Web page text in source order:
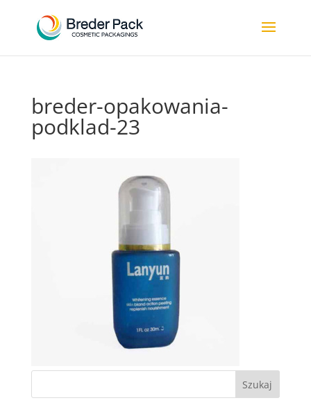
breder-opakowania-
podklad-23